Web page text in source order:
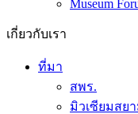
Museum
เกี่ยวกับเรา
ที่มา
สพร.
มิวเซียมสย